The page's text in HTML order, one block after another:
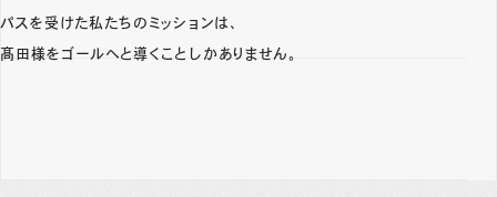
パスを受けた私たちのミッションは、
髙田様をゴールへと導くことしかありません。